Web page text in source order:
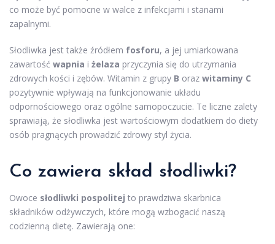
co może być pomocne w walce z infekcjami i stanami
zapalnymi.
Słodliwka jest także źródłem fosforu, a jej umiarkowana
zawartość wapnia i żelaza przyczynia się do utrzymania
zdrowych kości i zębów. Witamin z grupy B oraz witaminy C
pozytywnie wpływają na funkcjonowanie układu
odpornościowego oraz ogólne samopoczucie. Te liczne zalety
sprawiają, że słodliwka jest wartościowym dodatkiem do diety
osób pragnących prowadzić zdrowy styl życia.
Co zawiera skład słodliwki?
Owoce słodliwki pospolitej to prawdziwa skarbnica
składników odżywczych, które mogą wzbogacić naszą
codzienną dietę. Zawierają one: